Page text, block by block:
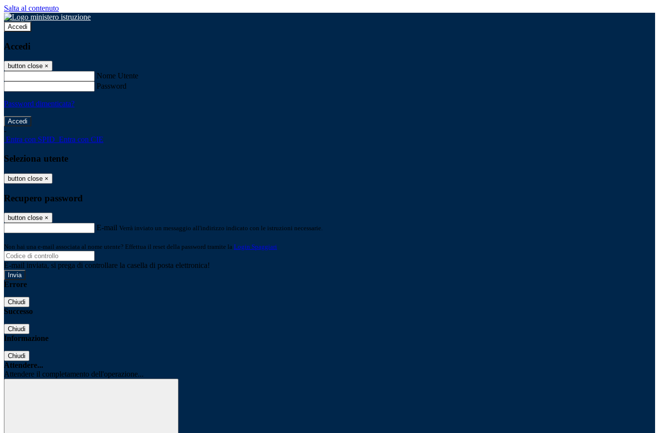
Salta al contenuto
Accedi
Accedi
button close ×
Nome Utente
Password
Password dimenticata?
-
Entra con SPID Entra con CIE
Seleziona utente
button close ×
Recupero password
button close ×
E-mail Verrà inviato un messaggio all'indirizzo indicato con le istruzioni necessarie.
Non hai una e-mail associata al nome utente? Effettua il reset della password tramite la Login Spaggiari
E-mail inviata, si prega di controllare la casella di posta elettronica!
Errore
Chiudi
Successo
Chiudi
Informazione
Chiudi
Attendere...
Attendere il completamento dell'operazione...